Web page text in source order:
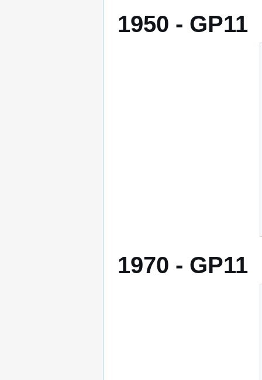
1950 - GP11
1970 - GP11